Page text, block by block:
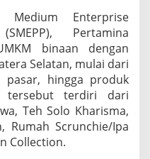
Enterprise
Pertamina
binaan dengan
Selatan, mulai dari
pasar, hingga produk
tersebut terdiri dari
Teh Solo Kharisma,
Rumah Scrunchie/Ipa
Collection.